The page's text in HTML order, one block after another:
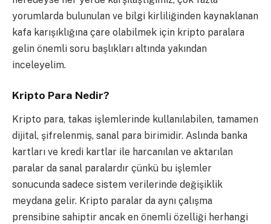
yorumlarda bulunulan ve bilgi kirliliğinden kaynaklanan
kafa karışıklığına çare olabilmek için kripto paralara
gelin önemli soru başlıkları altında yakından
inceleyelim.
Kripto Para Nedir?
Kripto para, takas işlemlerinde kullanılabilen, tamamen
dijital, şifrelenmiş, sanal para birimidir. Aslında banka
kartları ve kredi kartlar ile harcanılan ve aktarılan
paralar da sanal paralardır çünkü bu işlemler
sonucunda sadece sistem verilerinde değişiklik
meydana gelir. Kripto paralar da aynı çalışma
prensibine sahiptir ancak en önemli özelliği herhangi